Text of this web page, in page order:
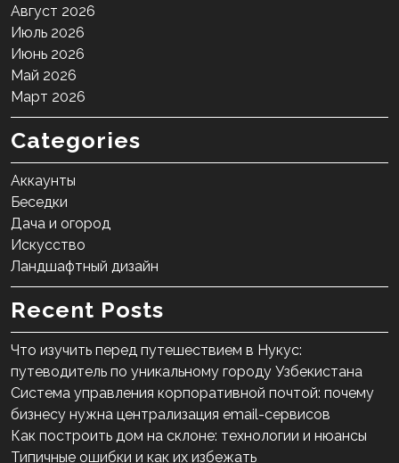
Август 2026
Июль 2026
Июнь 2026
Май 2026
Март 2026
Categories
Аккаунты
Беседки
Дача и огород
Искусство
Ландшафтный дизайн
Recent Posts
Что изучить перед путешествием в Нукус:
путеводитель по уникальному городу Узбекистана
Система управления корпоративной почтой: почему
бизнесу нужна централизация email-сервисов
Как построить дом на склоне: технологии и нюансы
Типичные ошибки и как их избежать